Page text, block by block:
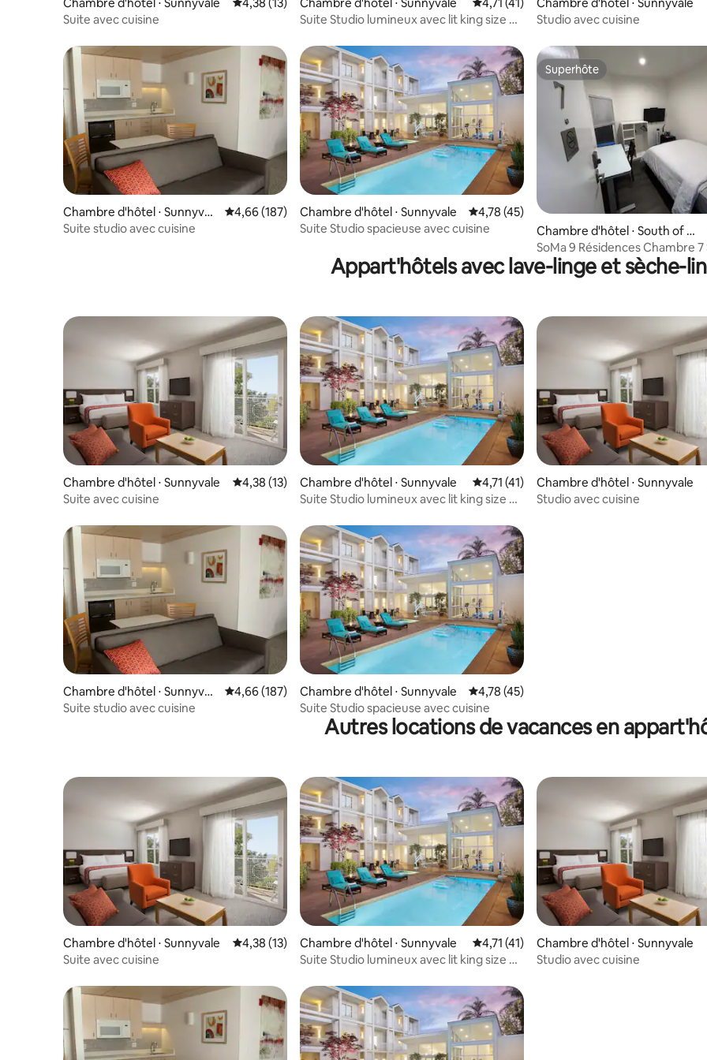
Suite avec cuisine
Suite Studio lumineux avec lit king size et
Studio avec cuisine
Chambre d'hôtel ⋅ Sunnyval
e
Évaluation moyenne sur la base de 187 commentaires : 4,66 sur 5
4,66 (187)
Suite studio avec cuisine
Chambre d'hôtel ⋅ Sunnyvale Évaluation moyenne sur la base de 45
4,78 (45)
Suite Studio spacieuse avec cuisine
Superhôte
Superhôte
Chambre d'hôtel ⋅ South of Ma
rket
SoMa 9 Résidences Chambre 7
bain partagée
Appart'hôtels avec lave-linge et sèche-
Chambre d'hôtel ⋅ Sunnyvale Évaluation moyenne sur la base de 13 commentaires : 4,38 sur 5
4,38 (13)
Suite avec cuisine
Chambre d'hôtel ⋅ Sunnyvale Évaluation moyenne sur la base de 41
4,71 (41)
Suite Studio lumineux avec lit king size et
Chambre d'hôtel ⋅ Sunnyvale
Studio avec cuisine
Chambre d'hôtel ⋅ Sunnyval
e
Évaluation moyenne sur la base de 187 commentaires : 4,66 sur 5
4,66 (187)
Suite studio avec cuisine
Chambre d'hôtel ⋅ Sunnyvale Évaluation moyenne sur la base de 45
4,78 (45)
Suite Studio spacieuse avec cuisine
Autres locations de vacances en
Chambre d'hôtel ⋅ Sunnyvale Évaluation moyenne sur la base de 13 commentaires : 4,38 sur 5
4,38 (13)
Suite avec cuisine
Chambre d'hôtel ⋅ Sunnyvale Évaluation moyenne sur la base de 41
4,71 (41)
Suite Studio lumineux avec lit king size et
Chambre d'hôtel ⋅ Sunnyvale
Studio avec cuisine